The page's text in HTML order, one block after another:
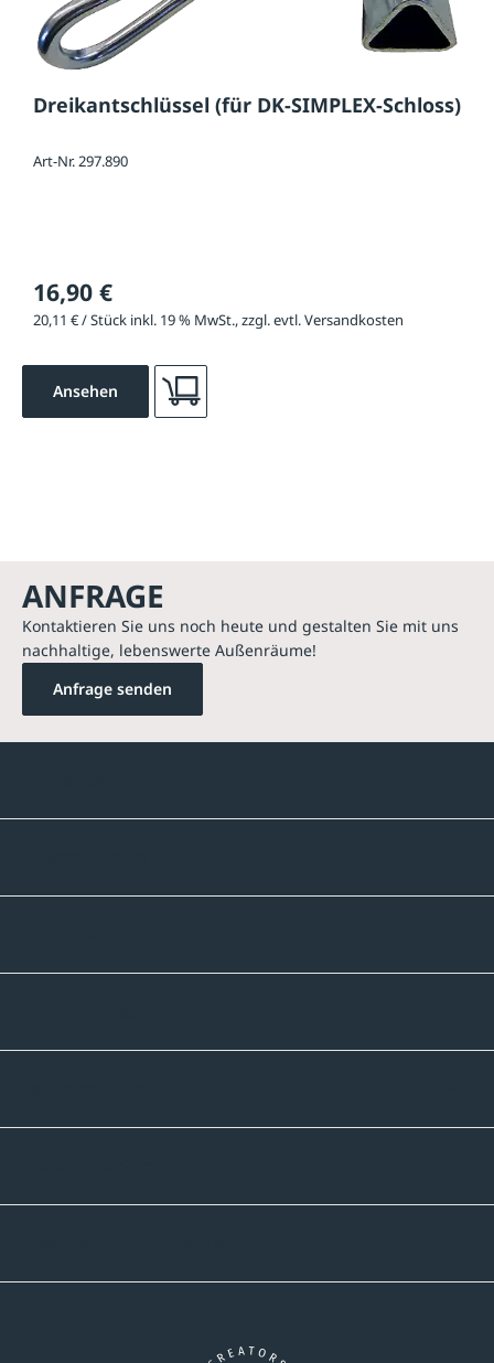
Dreikantschlüssel (für DK-SIMPLEX-Schloss)
Art-Nr. 297.890
16,90 €
20,11 € / Stück inkl. 19 % MwSt., zzgl. evtl. Versandkosten
Ansehen
ANFRAGE
Kontaktieren Sie uns noch heute und gestalten Sie mit uns
nachhaltige, lebenswerte Außenräume!
Anfrage senden